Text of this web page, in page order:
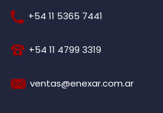
+54 11 5365 7441
+54 11 4799 3319
ventas@enexar.com.ar